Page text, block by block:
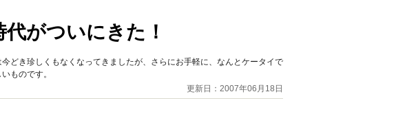
がついにきた！
どき珍しくもなくなってきましたが、さらにお手軽に、なんとケータイで
ものです。
更新日：2007年06月18日